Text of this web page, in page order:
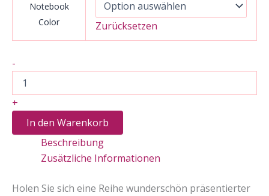
Notebook
Color
Zurücksetzen
-
Monate
Empowering
Coaching
zum
Aufbau
von
Resilienz
Menge
+
In den Warenkorb
Beschreibung
Zusätzliche Informationen
Holen Sie sich eine Reihe wunderschön präsentierter